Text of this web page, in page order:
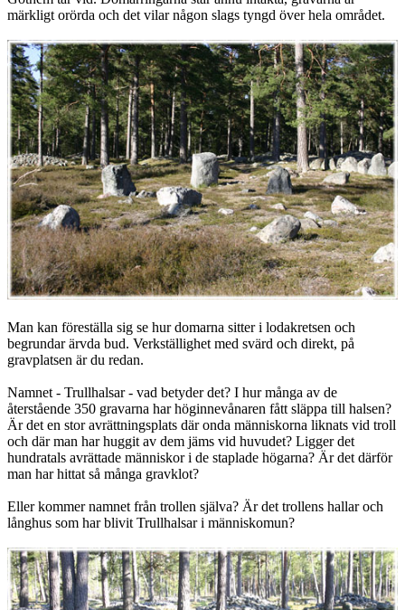
märkligt orörda och det vilar någon slags tyngd över hela området.
Man kan föreställa sig se hur domarna sitter i lodakretsen och
begrundar ärvda bud. Verkställighet med svärd och direkt, på
gravplatsen är du redan.
Namnet - Trullhalsar - vad betyder det? I hur många av de
återstående 350 gravarna har höginnevånaren fått släppa till halsen?
Är det en stor avrättningsplats där onda människorna liknats vid troll
och där man har huggit av dem jäms vid huvudet? Ligger det
hundratals avrättade människor i de staplade högarna? Är det därför
man har hittat så många gravklot?
Eller kommer namnet från trollen själva? Är det trollens hallar och
långhus som har blivit Trullhalsar i människomun?